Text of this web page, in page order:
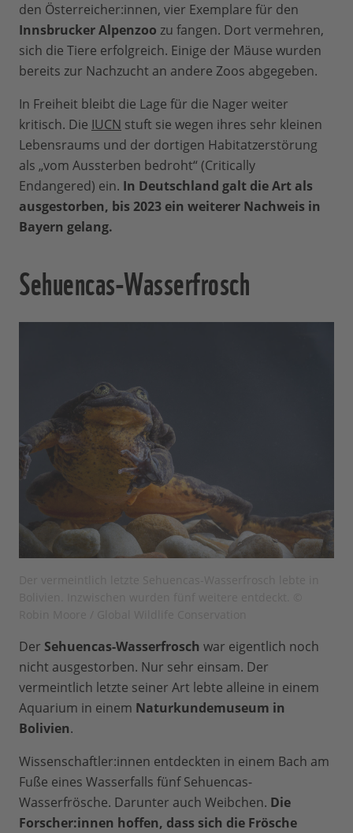
den Österreicher:innen, vier Exemplare für den
Innsbrucker Alpenzoo zu fangen. Dort vermehren,
sich die Tiere erfolgreich. Einige der Mäuse wurden
bereits zur Nachzucht an andere Zoos abgegeben.
In Freiheit bleibt die Lage für die Nager weiter
kritisch. Die IUCN stuft sie wegen ihres sehr kleinen
Lebensraums und der dortigen Habitatzerstörung
als „vom Aussterben bedroht“ (Critically
Endangered) ein. In Deutschland galt die Art als
ausgestorben, bis 2023 ein weiterer Nachweis in
Bayern gelang.
Sehuencas-Wasserfrosch
Der Sehuencas-Wasserfrosch war eigentlich noch
nicht ausgestorben. Nur sehr einsam. Der
vermeintlich letzte seiner Art lebte alleine in einem
Aquarium in einem Naturkundemuseum in
Bolivien.
Wissenschaftler:innen entdeckten in einem Bach am
Fuße eines Wasserfalls fünf Sehuencas-
Wasserfrösche. Darunter auch Weibchen. Die
Forscher:innen hoffen, dass sich die Frösche